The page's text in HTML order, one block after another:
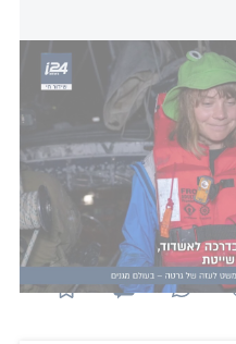
עם כריך פסטרמה ביד: לוחמי שייטת 13 השתלטו על ספינת המשט
"זה לא אנטישמי
אנשים, לומר שאנשים
שמגיע לכולם לחיות